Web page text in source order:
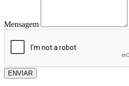
Mensagem
ENVIAR